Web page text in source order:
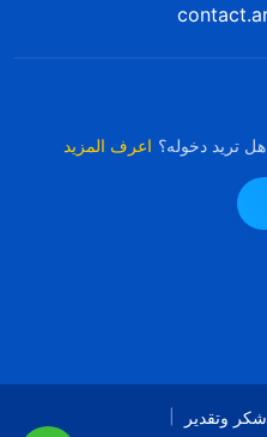
تريد دخوله؟ اعرف المزيد
شكر وتقدير